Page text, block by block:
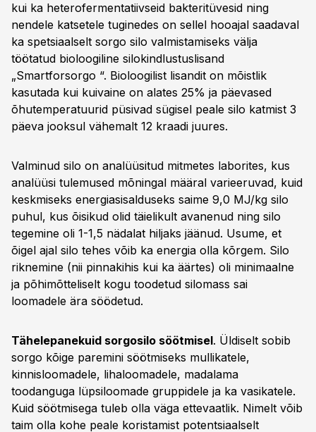
kui ka heterofermentatiivseid bakteritüvesid ning
nendele katsetele tuginedes on sellel hooajal saadaval
ka spetsiaalselt sorgo silo valmistamiseks välja
töötatud bioloogiline silokindlustuslisand
„Smartforsorgo “. Bioloogilist lisandit on mõistlik
kasutada kui kuivaine on alates 25% ja päevased
õhutemperatuurid püsivad sügisel peale silo katmist 3
päeva jooksul vähemalt 12 kraadi juures.
Valminud silo on analüüsitud mitmetes laborites, kus
analüüsi tulemused mõningal määral varieeruvad, kuid
keskmiseks energiasisalduseks saime 9,0 MJ/kg silo
puhul, kus õisikud olid täielikult avanenud ning silo
tegemine oli 1-1,5 nädalat hiljaks jäänud. Usume, et
õigel ajal silo tehes võib ka energia olla kõrgem. Silo
riknemine (nii pinnakihis kui ka äärtes) oli minimaalne
ja põhimõtteliselt kogu toodetud silomass sai
loomadele ära söödetud.
Tähelepanekuid sorgosilo söötmisel. Üldiselt sobib
sorgo kõige paremini söötmiseks mullikatele,
kinnisloomadele, lihaloomadele, madalama
toodanguga lüpsiloomade gruppidele ja ka vasikatele.
Kuid söötmisega tuleb olla väga ettevaatlik. Nimelt võib
taim olla kohe peale koristamist potentsiaalselt